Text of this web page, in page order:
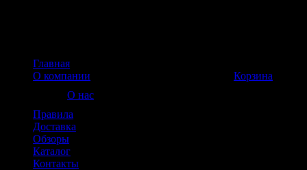
Корзина
Главная
О компании
О нас
Правила
Доставка
Обзоры
Каталог
Контакты